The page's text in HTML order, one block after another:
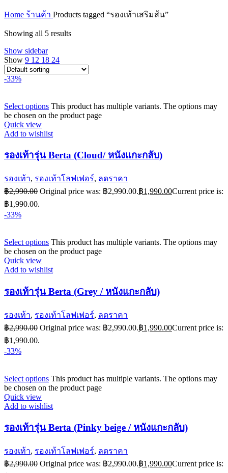
Home ร้านค้า Products tagged “รองเท้าเสริมส้น”
Showing all 5 results
Show sidebar
Show 9 12 18 24
-33%
Select options This product has multiple variants. The options may
be chosen on the product page
Quick view
Add to wishlist
รองเท้ารุ่น Berta (Cloud/ หนังแกะกลับ)
รองเท้า, รองเท้าโลฟเฟอร์, ลดราคา
฿2,990.00 Original price was: ฿2,990.00.฿1,990.00Current price is:
฿1,990.00.
-33%
Select options This product has multiple variants. The options may
be chosen on the product page
Quick view
Add to wishlist
รองเท้ารุ่น Berta (Grey / หนังแกะกลับ)
รองเท้า, รองเท้าโลฟเฟอร์, ลดราคา
฿2,990.00 Original price was: ฿2,990.00.฿1,990.00Current price is:
฿1,990.00.
-33%
Select options This product has multiple variants. The options may
be chosen on the product page
Quick view
Add to wishlist
รองเท้ารุ่น Berta (Pinky beige / หนังแกะกลับ)
รองเท้า, รองเท้าโลฟเฟอร์, ลดราคา
฿2,990.00 Original price was: ฿2,990.00.฿1,990.00Current price is: